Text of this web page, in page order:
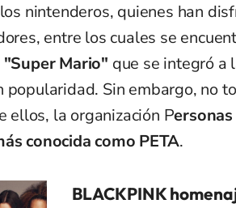
nintenderos, quienes han
entre los cuales se
Mario" que se integró a
popularidad. Sin embargo, no
ellos, la organización P
conocida como PETA.
BLACKPINK